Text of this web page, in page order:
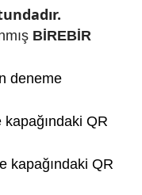
BİREBİR
deneme
QR
kapağındaki QR